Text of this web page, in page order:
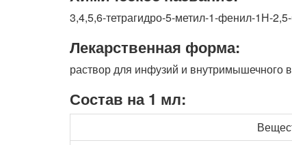
3,4,5,6-тетрагидро-5-метил-1-фенил-1Н-
Лекарственная форма:
раствор для инфузий и внутримышечного
Состав на 1 мл: